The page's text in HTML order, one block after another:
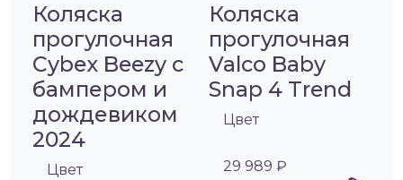
Коляска
прогулочная
Cybex Beezy с
бампером и
дождевиком
2024
Цвет
Коляска
прогулочная
Valco Baby
Snap 4 Trend
Цвет
29 989 ₽